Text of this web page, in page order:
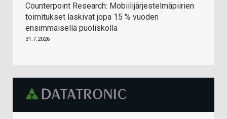
Counterpoint Research: Mobiilijärjestelmäpiirien
toimitukset laskivat jopa 15 % vuoden
ensimmäisellä puoliskolla
31.7.2026